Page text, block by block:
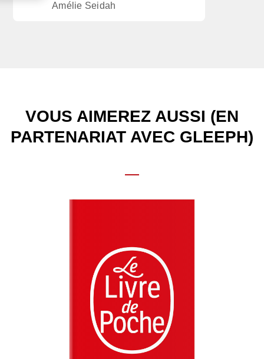
Amélie Seidah
VOUS AIMEREZ AUSSI (EN
PARTENARIAT AVEC GLEEPH)